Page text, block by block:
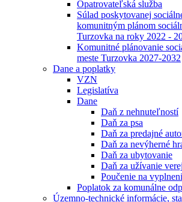
Opatrovateľská služba
Súlad poskytovanej
komunitným plánom
Turzovka na roky 2022 -
Komunitné plánovanie
meste Turzovka 2027-2032
Dane a poplatky
VZN
Legislatíva
Dane
Daň z nehnuteľností
Daň za psa
Daň za predajné
Daň za nevýherné
Daň za ubytovanie
Daň za užívanie
Poučenie na
Poplatok za komunálne
Územno-technické informácie,